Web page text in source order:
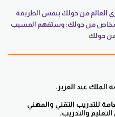
العالم من حولك بنفس الطريقة
من حولك؛ وستفهم المسبب
من حولك
الملك عبد العزيز.
للتدريب التقني والمهني